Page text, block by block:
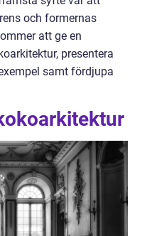
och formernas
att ge en
presentera
samt fördjupa